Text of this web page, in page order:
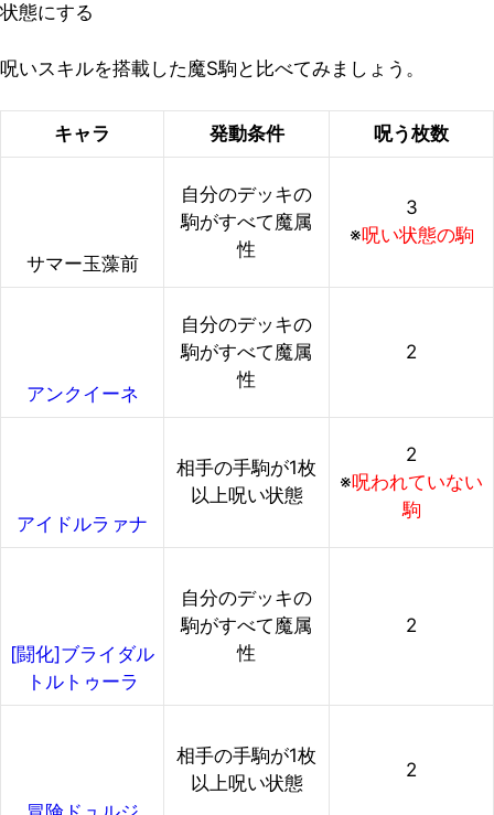
状態にする
呪いスキルを搭載した魔S駒と比べてみましょう。
キャラ 発動条件 呪う枚数
サマー玉藻前
自分のデッキの
駒がすべて魔属
性
3
※呪い状態の駒
アンクイーネ
自分のデッキの
駒がすべて魔属
性
2
アイドルラァナ
相手の手駒が1枚
以上呪い状態
2
※呪われていない
駒
[闘化]ブライダル
トルトゥーラ
自分のデッキの
駒がすべて魔属
性
2
相手の手駒が1枚
以上呪い状態
2